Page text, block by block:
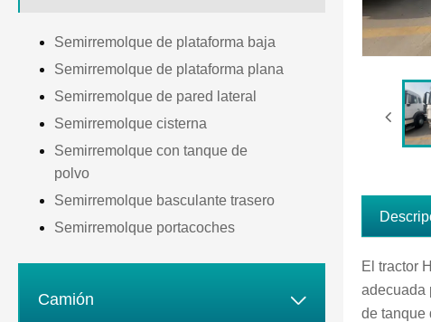
Semirremolque de plataforma baja
Semirremolque de plataforma plana
Semirremolque de pared lateral
Semirremolque cisterna
Semirremolque con tanque de
polvo
Semirremolque basculante trasero
Semirremolque portacoches
Camión 
El tractor
adecuada
de tanque